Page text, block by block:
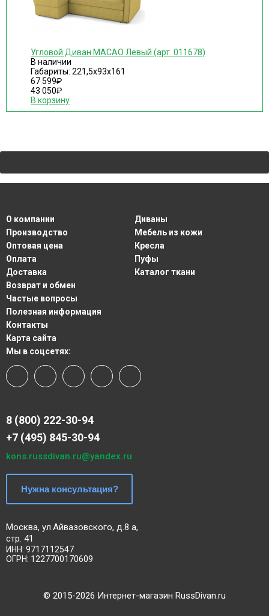
Угловой Диван MACAO Левый (арт. 011678)
В наличии
Габариты: 221,5х93х161
67 599₽
43 050₽
В корзину
О компании
Производство
Оптовая цена
Оплата
Доставка
Возврат и обмен
Частые вопросы
Полезная информация
Контакты
Карта сайта
Диваны
Мебель из кожи
Кресла
Пуфы
Каталог ткани
8 (800) 222-30-94
+7 (495) 845-30-94
kons.russdivan.ru@yandex.ru
Нужна консультация?
Москва, ул.Айвазовского, д.8 а,
стр. 41
ИНН: 9717112547
ОГРН: 1227700170609
Мы в соцсетях:
© 2015-2026 Интернет-магазин RussDivan.ru